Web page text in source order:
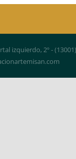
izquierdo, 2º -